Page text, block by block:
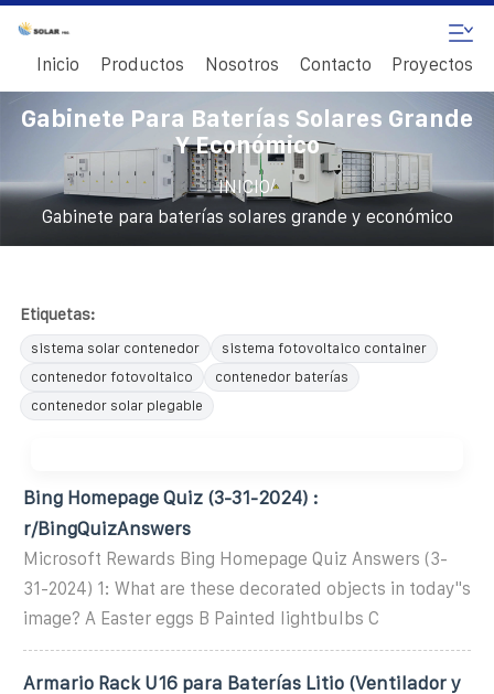
Inicio Productos Nosotros Contacto Proyectos
Gabinete Para Baterías Solares Grande
Y Económico
INICIO/
Gabinete para baterías solares grande y económico
Etiquetas:
sistema solar contenedor
sistema fotovoltaico container
contenedor fotovoltaico
contenedor baterías
contenedor solar plegable
Bing Homepage Quiz (3-31-2024) :
r/BingQuizAnswers
Microsoft Rewards Bing Homepage Quiz Answers (3-
31-2024) 1: What are these decorated objects in today''s
image? A Easter eggs B Painted lightbulbs C
Armario Rack U16 para Baterías Litio (Ventilador y